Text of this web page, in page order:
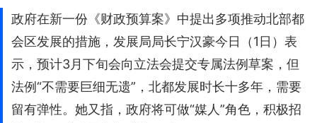
政府在新一份《财政预算案》中提出多项推动北部都
会区发展的措施，发展局局长宁汉豪今日（1日）表
示，预计3月下旬会向立法会提交专属法例草案，但
法例“不需要巨细无遗”，北都发展时长十多年，需要
留有弹性。她又指，政府将可做“媒人”角色，积极招